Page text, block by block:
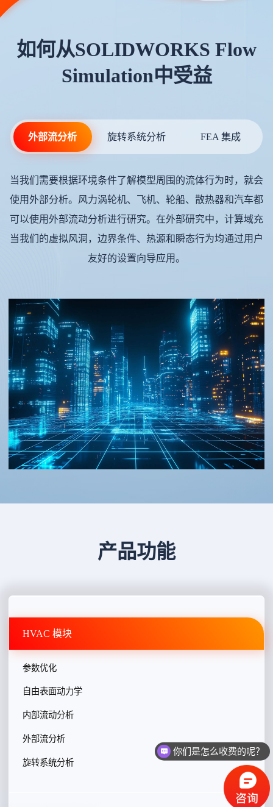
如何从SOLIDWORKS Flow
Simulation中受益
外部流分析 旋转系统分析 FEA 集成
当我们需要根据环境条件了解模型周围的流体行为时，就会
使用外部分析。风力涡轮机、飞机、轮船、散热器和汽车都
可以使用外部流动分析进行研究。在外部研究中，计算域充
当我们的虚拟风洞，边界条件、热源和瞬态行为均通过用户
友好的设置向导应用。
产品功能
HVAC 模块
参数优化
自由表面动力学
内部流动分析
外部流分析
旋转系统分析
你们是怎么收费的呢？